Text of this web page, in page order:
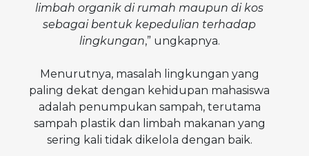
limbah organik di rumah maupun di kos
sebagai bentuk kepedulian terhadap
lingkungan,” ungkapnya.
Menurutnya, masalah lingkungan yang
paling dekat dengan kehidupan mahasiswa
adalah penumpukan sampah, terutama
sampah plastik dan limbah makanan yang
sering kali tidak dikelola dengan baik.